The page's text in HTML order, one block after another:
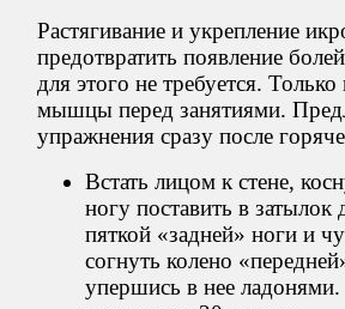
Растягивание и укрепление
предотвратить появление
для этого не требуется. Только
мышцы перед занятиями.
упражнения сразу после
Встать лицом к стене,
ногу поставить в
пяткой «задней» ноги и
согнуть колено
упершись в нее